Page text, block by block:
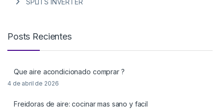
Posts Recientes
Que aire acondicionado comprar ?
4 de abril de 2026
Freidoras de aire: cocinar mas sano y facil